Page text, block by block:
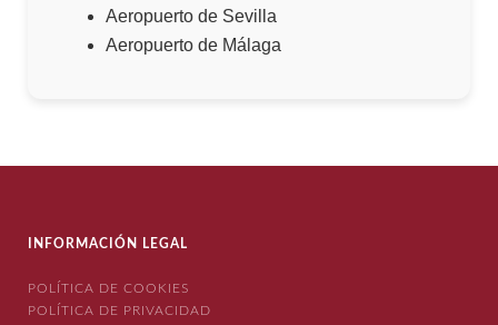
Aeropuerto de Sevilla
Aeropuerto de Málaga
INFORMACIÓN LEGAL
POLÍTICA DE COOKIES
POLÍTICA DE PRIVACIDAD